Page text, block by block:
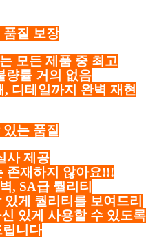
품질 보장
모든 제품 중 최고
량률 거의 없음
디테일까지 완벽 재현
는 품질
사 제공
존재하지 않아요!!!
, SA급 퀄리티
게 퀄리티를 보여드리
있게 사용할 수 있도록
니다